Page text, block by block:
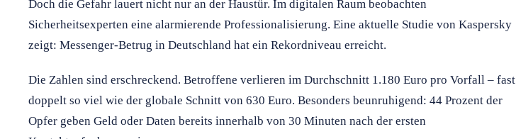
Doch die Gefahr lauert nicht nur an der Haustür. Im digitalen Raum beobachten
Sicherheitsexperten eine alarmierende Professionalisierung. Eine aktuelle Studie von Kaspersky
zeigt: Messenger-Betrug in Deutschland hat ein Rekordniveau erreicht.
Die Zahlen sind erschreckend. Betroffene verlieren im Durchschnitt 1.180 Euro pro Vorfall – fast
doppelt so viel wie der globale Schnitt von 630 Euro. Besonders beunruhigend: 44 Prozent der
Opfer geben Geld oder Daten bereits innerhalb von 30 Minuten nach der ersten